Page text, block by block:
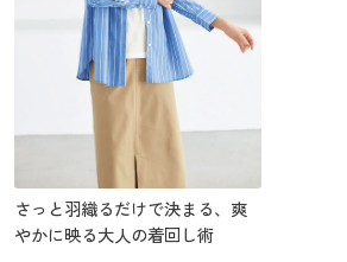
さっと羽織るだけで決まる、爽
やかに映る大人の着回し術